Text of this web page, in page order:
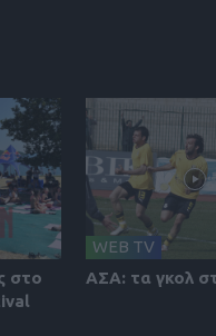
στο
WEB TV
ΑΣΑ: τα γκολ